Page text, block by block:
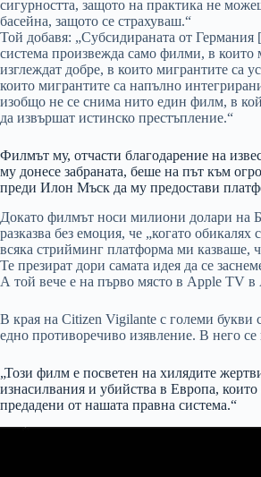
сигурността, защото на практика не
басейна, защото се страхуваш.“
Той добавя: „Субсидираната от Германия
система произвежда само филми, в които
изглеждат добре, в които мигрантите са
които мигрантите са напълно
изобщо не се снима нито един филм, в
да извършат истинско престъпление.“
Филмът му, отчасти благодарение на
му донесе забраната, беше на път към
преди Илон Мъск да му предостави
Докато филмът носи милиони долари на
разказва без емоция, че „когато обикалях
всяка стрийминг платформа ми казваше,
Те презират дори самата идея да се
А той вече е на първо място в Apple TV
В края на Citizen Vigilante с големи букви
едно противоречиво изявление. В него се
„Този филм е посветен на хилядите
изнасилвания и убийства в Европа, които
предадени от нашата правна система.“